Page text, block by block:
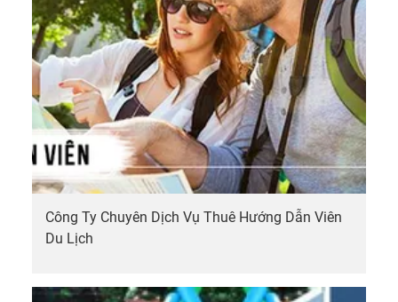
Công Ty Chuyên Dịch Vụ Thuê Hướng Dẫn Viên
Du Lịch